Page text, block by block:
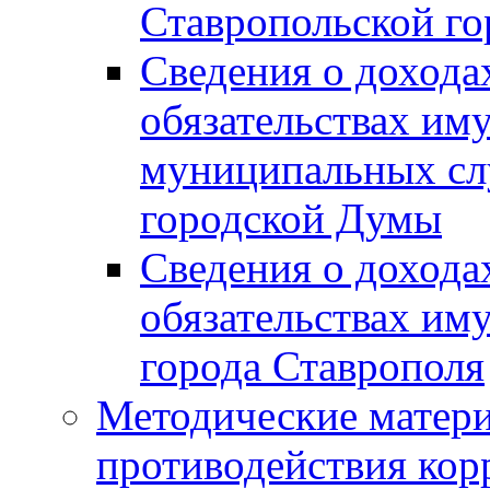
Ставропольской
Сведения о
обязательствах
муниципальных
городской Думы
Сведения о
обязательствах
города Ставрополя
Методические
противодействия